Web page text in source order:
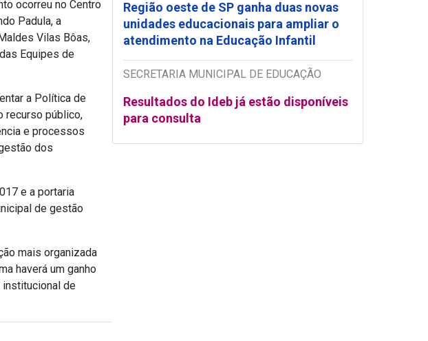
ocorreu no Centro
Padula, a
Vilas Bôas,
Equipes de
a Política de
recurso público,
e processos
dos
e a portaria
de gestão
mais organizada
haverá um ganho
institucional de
Região oeste de SP ganha duas novas
unidades educacionais para ampliar o
atendimento na Educação Infantil
SECRETARIA MUNICIPAL DE EDUCAÇÃO
Resultados do Ideb já estão disponíveis
para consulta